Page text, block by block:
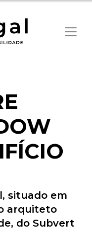
situado em
arquiteto
do Subvert